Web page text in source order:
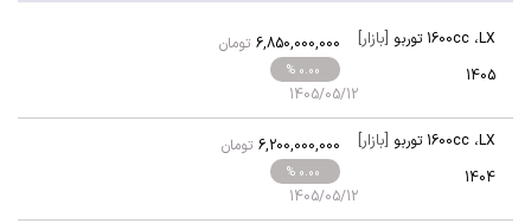
LX، 1600cc توربو [بازار]
1405
1405/05/12
% 0.00
تومان 6,850,000,000
LX، 1600cc توربو [بازار]
1404
1405/05/12
% 0.00
تومان 6,200,000,000